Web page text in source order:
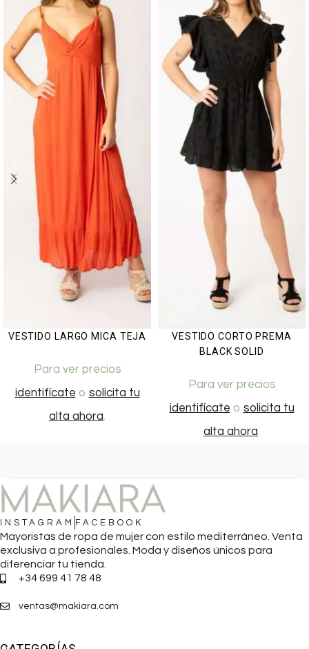
VESTIDO LARGO MICA TEJA
Para ver precios
identifícate o solicita tu
alta ahora.
VESTIDO CORTO PREMA
BLACK SOLID
Para ver precios
identifícate o solicita tu
alta ahora.
INSTAGRAM FACEBOOK
Mayoristas de ropa de mujer con estilo mediterráneo. Venta
exclusiva a profesionales. Moda y diseños únicos para
diferenciar tu tienda.
+34 699 41 78 48
ventas@makiara.com